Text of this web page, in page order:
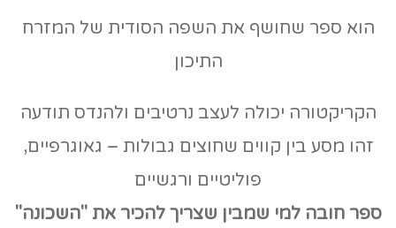
הוא ספר שחושף את השפה הסודית של המזרח
התיכון
הקריקטורה יכולה לעצב נרטיבים ולהנדס תודעה
זהו מסע בין קווים שחוצים גבולות – גאוגרפיים,
פוליטיים ורגשיים
ספר חובה למי שמבין שצריך להכיר את "השכונה"